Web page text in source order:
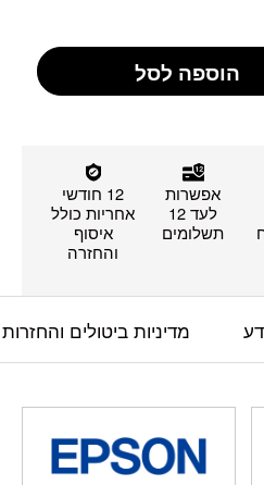
הוספה לסל
אפשרות
לעד 12
תשלומים
12 חודשי
אחריות כולל
איסוף
והחזרה
מדיניות ביטולים והחזרות